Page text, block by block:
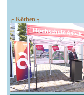
┌ Köthen ┐